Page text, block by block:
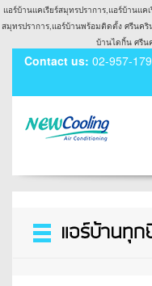
แอร์บ้านแคเรียร์สมุทรปราการ,แอร์บ้านแ
สมุทรปราการ,แอร์บ้านพร้อมติดตั้ง ศรีนค
บ้านไดกิ้น ศรีน
Contact us: 02-957-
Toggle
navigation